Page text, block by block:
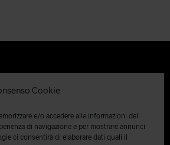
Cookie
e/o accedere alle informazioni del
di navigazione e per mostrare annunci
ci consentirà di elaborare dati quali il